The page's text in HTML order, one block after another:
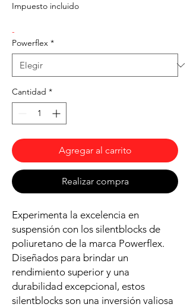
oferta
Impuesto incluido
-
Powerflex *
Cantidad *
Agregar al carrito
Realizar compra
Experimenta la excelencia en
suspensión con los silentblocks de
poliuretano de la marca Powerflex.
Diseñados para brindar un
rendimiento superior y una
durabilidad excepcional, estos
silentblocks son una inversión valiosa